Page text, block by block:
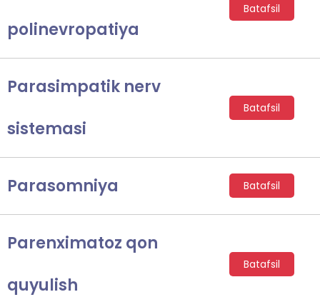
polinevropatiya
Batafsil
Parasimpatik nerv
sistemasi
Batafsil
Parasomniya Batafsil
Parenximatoz qon
quyulish
Batafsil